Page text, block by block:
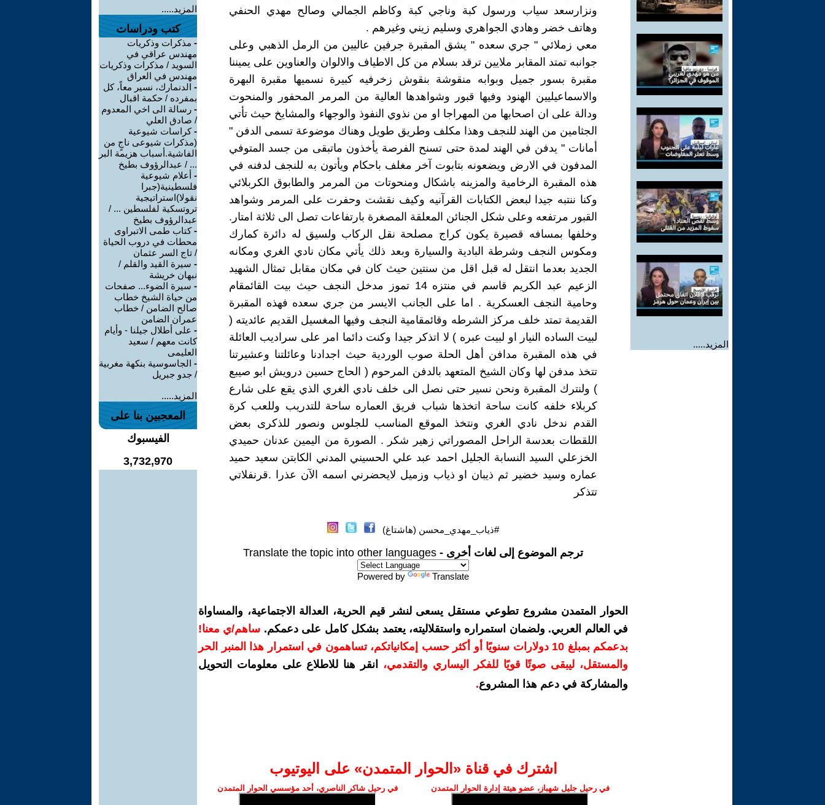
المزيد.....
ونزارسعد سياب ورسول كبة وناجي كبة وكاظم الجمالي وصالح مهدي الحنفي
وهاتف خضر وهادي الجواهري وسليم زيني وغيرهم .
معي زملائي " جري سعده " يشق المقبرة جرفين عاليين من الرمل الذهبي وعلى
جوانبه تمتد المقابر ملايين ترقد بسلام من كل الاطياف والالوان والعناوين على يميننا
مقبرة بسور جميل وبوابه منقوشة بنقوش زخرفيه كبيرة نسميها مقبرة البهرة
والاسماعيليين الهنود وفيها قبور وشواهدها العالية من المرمر المحفور والمنحوت
ودالة على ان اصحابها من المهراجا او من نذوي النفوذ والوجهاء والمشايخ حيث تأتي
الجثامين من الهند للنجف وهذا مكلف وطريق طويل وهناك موضوعة تسمى الدفن "
أمانات " يدفن في الهند لمدة حتى تسنح الفرصة يأخذون ماتبقى من جسد المتوفي
المدفون في الارض ويضعونه بتابوت آخر مغلف باحكام ويأتون به للنجف لدفنه في
هذه المقبرة الرخامية والمزينه باشكال ومنحوتات من المرمر والطابوق الكربلائي
وكنا ننتبه جيدا لبعض الكتابات القرآنيه وكيف نقشت وحفرت على المرمر وشواهد
القبور مرتفعه وعلى شكل الجنائن المعلقة المصغرة بارتفاعات تصل الى ثلاثة امتار.
وخلفها بمسافه قصيرة يكون كراج مصلحة نقل الركاب ولسيق له دائرة كمارك
ومكوس النجف وشرطة البادية والسيارة وبعد ذلك يأتي مكان نادي الغري ومكانه
الجديد بعدما انتقل له قبل اقل من سنتين حيث كان في مكان مقابل تمثال الشهيد
الزعيم عبد الكريم قاسم في منتزه 14 تموز مدخل النجف حيث بيت القائمقام
وحامية النجف العسكرية . اما على الجانب الايسر من جري سعده فهذه المقبرة
القديمة تمتد خلف مركز الشرطه وقائمقامية النجف وفيها المغسيل القديم عائديته (
لبيت الساده النيار او لبيت عبره ) لا اتذكر جيدا وكنت دائما امر على سراديب العائلة
في هذه المقبرة مدافن أهل الحلة صوب الوردية حيث اجدادنا وعائلتنا وعشيرتنا
تتخذ مدفن لها وكان الشيخ المتعهد بالدفن المرحوم ( الحاج حسين درويش ابو صيبع
) ولنترك المقبرة ونحن نسير حتى نصل الى خلف نادي الغري الذي يقع على شارع
كربلاء خلفه كانت ساحة اتخذها شباب فريق العماره ساحة للتدريب وللعب كرة
القدم ندخل نادي الغري ونتخذ الموقع المناسب للجلوس ونصور للذكرى بعض
اللقطات بعدسة الراحل المصوراتي زهير شكر . الصورة من اليمين عدنان حميدي
الخزعلي السيد النسابة الجليل احمد عبد علي الحسيني المدني الكابتن سعيد حميد
عماره وسيد خضير ثم ذيبان او ذياب وزميل لايحضرني اسمه الآن عذرا .قرنفلاتي
تتذكر
#ذياب_مهدي_محسن (هاشتاغ)
ترجم الموضوع إلى لغات أخرى - Translate the topic into other languages
Powered by Translate
الحوار المتمدن مشروع تطوعي مستقل يسعى لنشر قيم الحرية، العدالة الاجتماعية، والمساواة
في العالم العربي. ولضمان استمراره واستقلاليته، يعتمد بشكل كامل على دعمكم. ساهم/ي معنا!
بدعمكم بمبلغ 10 دولارات سنويًا أو أكثر حسب إمكانياتكم، تساهمون في استمرار هذا المنبر الحر
والمستقل، ليبقى صوتًا قويًا للفكر اليساري والتقدمي،
انقر هنا للاطلاع على معلومات التحويل
والمشاركة في دعم هذا المشروع.
اشترك في قناة ‫«الحوار المتمدن» على اليوتيوب
في رحيل جليل شهباز، عضو هيئة إدارة الحوار المتمدن في رحيل شاكر الناصري، أحد مؤسسي الحوار المتمدن
المزيد.....
كتب ودراسات
- مذكرات وذكريات
مهندس عراقي في
السويد / مذكرات وذكريات
مهندس في العراق
- الدنمارك، نسير معاً، كل
بمفرده / حكمة اقبال
- رسالة الى اخي المعدوم
/ صادق العلي
-كراسات شيوعية
(مذكرات شيوعى ناجٍ من
الفاشية.أسباب هزيمة البر
... / عبدالرؤوف بطيخ
- أعلام شيوعية
فلسطينية(جبرا
نقولا)استراتيجية
تروتسكية لفلسطين ... /
عبدالرؤوف بطيخ
-كتاب طمى الاتبراوى
محطات في دروب الحياة
/ تاج السر عثمان
- سيرة القيد والقلم /
نبهان خريشة
- سيرة الضوء... صفحات
من حياة الشيخ خطاب
صالح الضامن / خطاب
عمران الضامن
- على أطلال جيلنا - وأيام
كانت معهم / سعيد
العليمى
- الجاسوسية بنكهة مغربية
/ جدو جبريل
المزيد.....
المعجبين بنا على
الفيسبوك
3,732,970